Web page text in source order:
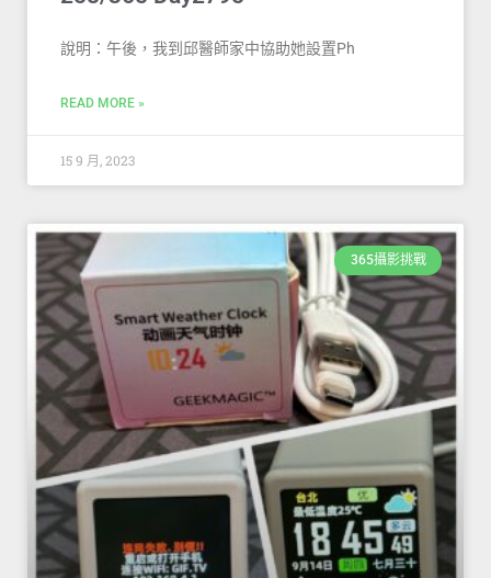
說明：午後，我到邱醫師家中協助她設置Ph
READ MORE »
15 9 月, 2023
365攝影挑戰